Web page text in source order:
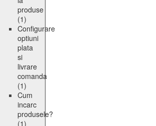
produse
(1)
Configurare
optiuni
plata
si
livrare
comanda
(1)
Cum
incarc
produsele?
(1)